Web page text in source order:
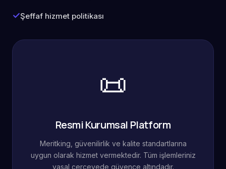
Şeffaf hizmet politikası
📜
Resmi Kurumsal Platform
Meritking, güvenilirlik ve kalite standartlarına
uygun olarak hizmet vermektedir. Tüm işlemleriniz
yasal çerçevede güvence altındadır.